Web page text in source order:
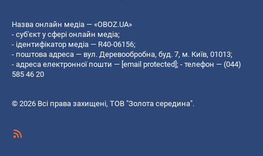
Назва онлайн медіа — «OBOZ.UA»
- суб'єкт у сфері онлайн медіа;
- ідентифікатор медіа — R40-06156;
- поштова адреса — вул. Деревообробна, буд. 7, м. Київ, 01013;
- адреса електронної пошти — [email protected]; - телефон — (044)
585 46 20
© 2026 Всі права захищені, ТОВ "Золота середина".